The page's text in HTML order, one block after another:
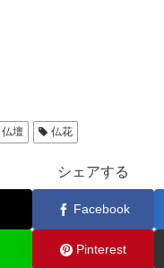
仏壇 仏花
シェアする
Facebook
Pinterest